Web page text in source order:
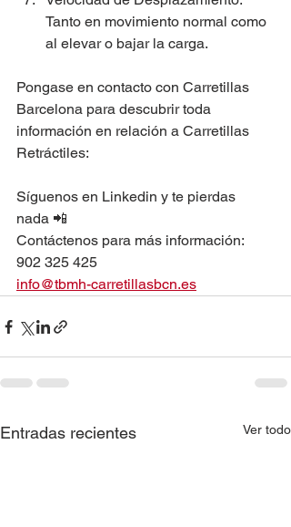
Tanto en movimiento normal como
al elevar o bajar la carga.
Pongase en contacto con Carretillas
Barcelona para descubrir toda
información en relación a Carretillas
Retráctiles:
Síguenos en Linkedin y te pierdas
nada 📲
Contáctenos para más información:
902 325 425
info@tbmh-carretillasbcn.es
Entradas recientes Ver todo